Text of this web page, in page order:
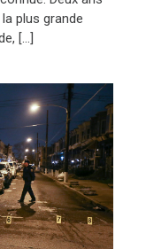
plus grande
[…]